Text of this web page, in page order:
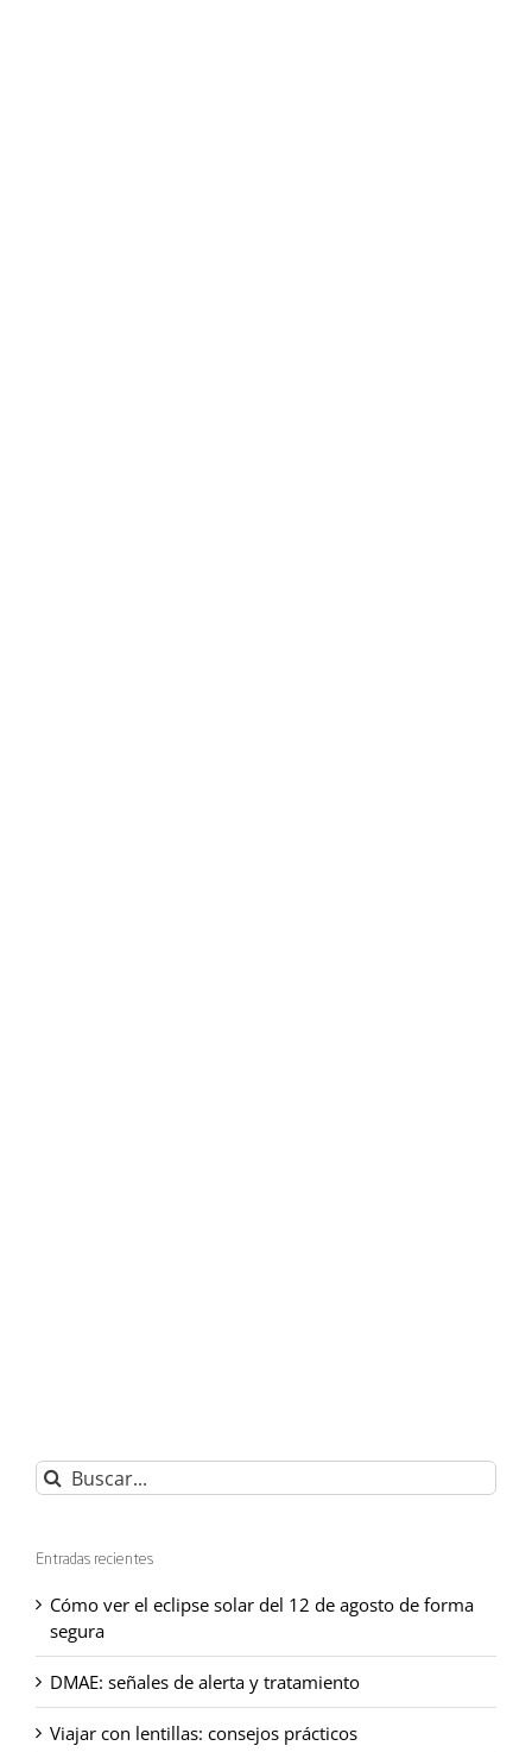
Buscar:
Entradas recientes
Cómo ver el eclipse solar del 12 de agosto de forma
segura
DMAE: señales de alerta y tratamiento
Viajar con lentillas: consejos prácticos